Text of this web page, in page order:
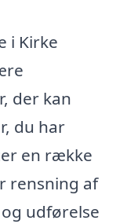
i Kirke
der kan
du har
en række
rensning af
udførelse